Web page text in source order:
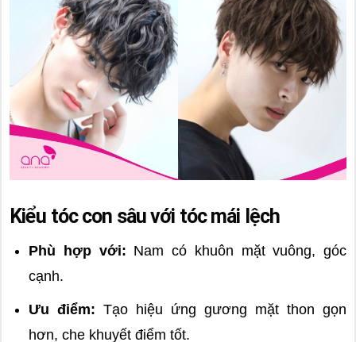
Kiểu tóc con sâu với tóc mái lệch
Phù hợp với: Nam có khuôn mặt vuông, góc
cạnh.
Ưu điểm: Tạo hiệu ứng gương mặt thon gọn
hơn, che khuyết điểm tốt.